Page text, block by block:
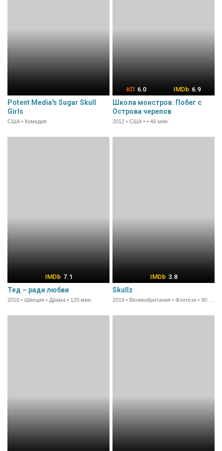
Potent Media's Sugar Skull
Girls
США • Комедия
6.0 6.9
Школа монстров: Побег с
Острова черепов
2012 • США • • 46 мин.
7.1
Тед – ради любви
2018 • Швеция • Драма • 120 мин.
3.8
Skullz